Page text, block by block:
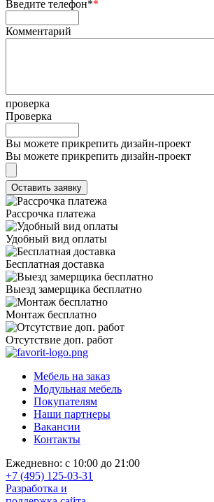
Введите телефон**
Комментарий
проверка
Проверка
Вы можете прикрепить дизайн-проект
Вы можете прикрепить дизайн-проект
Рассрочка платежа
Удобный вид оплаты
Бесплатная доставка
Выезд замерщика бесплатно
Монтаж бесплатно
Отсутствие доп. работ
Мебель на заказ
Модульная мебель
Покупателям
Наши партнеры
Вакансии
Контакты
Ежедневно: с 10:00 до 21:00
+7 (495) 125-03-31
Разработка и